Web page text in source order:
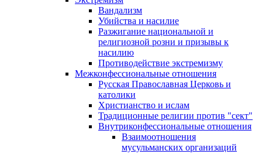
Вандализм
Убийства и насилие
Разжигание национальной и
религиозной розни и призывы к
насилию
Противодействие экстремизму
Межконфессиональные отношения
Русская Православная Церковь и
католики
Христианство и ислам
Традиционные религии против "сект"
Внутриконфессиональные отношения
Взаимоотношения
мусульманских организаций